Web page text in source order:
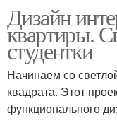
Дизайн
квартиры.
студентки
Начинаем со
квадрата. Этот
функционального